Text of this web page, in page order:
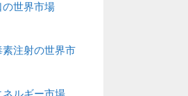
世界市場
注射の世界市